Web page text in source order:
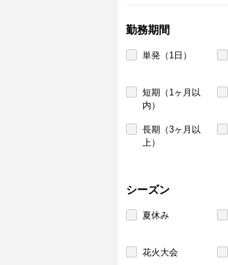
勤務期間
単発（1日）
短期（1ヶ月以
内）
長期（3ヶ月以
上）
シーズン
夏休み
花火大会